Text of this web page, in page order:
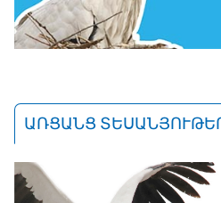
ԱՌՑԱՆՑ